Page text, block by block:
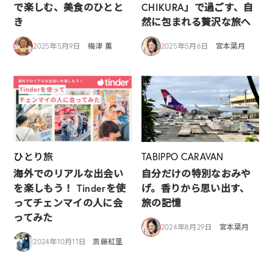
で楽しむ、美食のひとと
き
2025年5月9日 梅津 薫
CHIKURA」で過ごす、自
然に包まれる贅沢な旅へ
2025年5月6日 宮本葉月
ひとり旅
海外でのリアルな出会い
を楽しもう！ Tinderを使
ってチェンマイの人に会
ってみた
2024年10月11日 斎藤紅里
TABIPPO CARAVAN
自分だけの特別なおみや
げ。香りから思い出す、
旅の記憶
2024年8月29日 宮本葉月